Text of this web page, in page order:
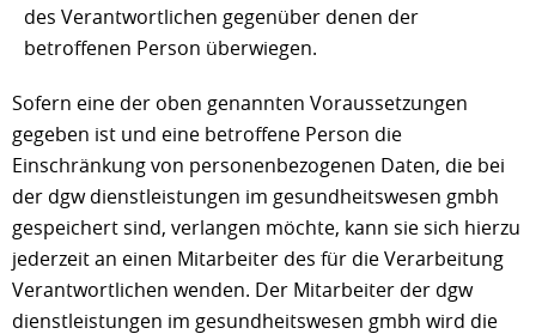
des Verantwortlichen gegenüber denen der
betroffenen Person überwiegen.
Sofern eine der oben genannten Voraussetzungen
gegeben ist und eine betroffene Person die
Einschränkung von personenbezogenen Daten, die bei
der dgw dienstleistungen im gesundheitswesen gmbh
gespeichert sind, verlangen möchte, kann sie sich hierzu
jederzeit an einen Mitarbeiter des für die Verarbeitung
Verantwortlichen wenden. Der Mitarbeiter der dgw
dienstleistungen im gesundheitswesen gmbh wird die